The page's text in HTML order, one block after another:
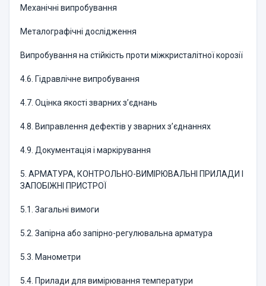
Механічні випробування
Металографічні дослідження
Випробування на стійкість проти міжкристалітної корозії
4.6. Гідравлічне випробування
4.7. Оцінка якості зварних з’єднань
4.8. Виправлення дефектів у зварних з’єднаннях
4.9. Документація і маркірування
5. АРМАТУРА, КОНТРОЛЬНО-ВИМІРЮВАЛЬНІ ПРИЛАДИ І
ЗАПОБІЖНІ ПРИСТРОЇ
5.1. Загальні вимоги
5.2. Запірна або запірно-регулювальна арматура
5.3. Манометри
5.4. Прилади для вимірювання температури